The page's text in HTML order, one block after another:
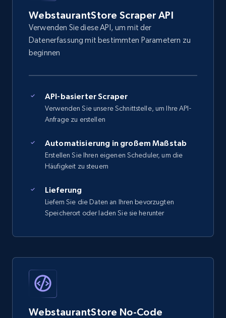
WebstaurantStore Scraper API
Verwenden Sie diese API, um mit der
Datenerfassung mit bestimmten Parametern zu
beginnen
API-basierter Scraper
Verwenden Sie unsere Schnittstelle, um Ihre API-
Anfrage zu erstellen
Automatisierung in großem Maßstab
Erstellen Sie Ihren eigenen Scheduler, um die
Häufigkeit zu steuern
Lieferung
Liefern Sie die Daten an Ihren bevorzugten
Speicherort oder laden Sie sie herunter
WebstaurantStore No-Code